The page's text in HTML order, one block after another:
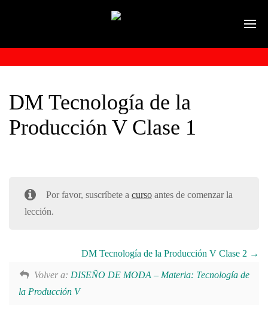
DM Tecnología de la
Producción V Clase 1
Por favor, suscríbete a cursoantes de comenzar la
lección.
DM Tecnología de la Producción V Clase 2
Volver a: DISEÑO DE MODA – Materia: Tecnología de
la Producción V